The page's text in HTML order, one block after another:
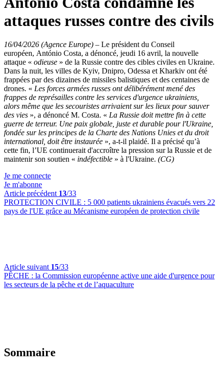
attaques russes contre des civils
16/04/2026 (Agence Europe) – Le président du Conseil
européen, António Costa, a dénoncé, jeudi 16 avril, la nouvelle
attaque « odieuse » de la Russie contre des cibles civiles en Ukraine.
Dans la nuit, les villes de Kyiv, Dnipro, Odessa et Kharkiv ont été
frappées par des dizaines de missiles balistiques et des centaines de
drones. « Les forces armées russes ont délibérément mené des
frappes de représailles contre les services d'urgence ukrainiens,
alors même que les secouristes arrivaient sur les lieux pour sauver
des vies », a dénoncé M. Costa. « La Russie doit mettre fin à cette
guerre de terreur. Une paix globale, juste et durable pour l'Ukraine,
fondée sur les principes de la Charte des Nations Unies et du droit
international, doit être instaurée », a-t-il plaidé. Il a précisé qu’à
cette fin, l’UE continuerait d'accroître la pression sur la Russie et de
maintenir son soutien « indéfectible » à l'Ukraine. (CG)
Je me connecte
Je m'abonne
Article précédent 13/33
PROTECTION CIVILE : 5 000 patients ukrainiens évacués vers 22
pays de l'UE grâce au Mécanisme européen de protection civile
Article suivant 15/33
PÊCHE : la Commission européenne active une aide d'urgence pour
les secteurs de la pêche et de l’aquaculture
Sommaire